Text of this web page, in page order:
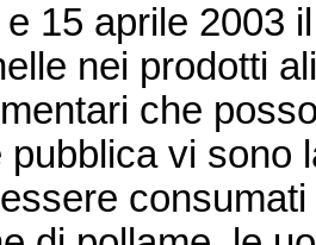
e 15 aprile 2003
nei prodotti
che
pubblica vi sono